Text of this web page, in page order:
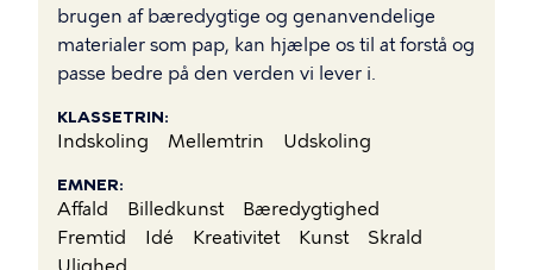
brugen af bæredygtige og genanvendelige
materialer som pap, kan hjælpe os til at forstå og
passe bedre på den verden vi lever i.
KLASSETRIN
Indskoling Mellemtrin Udskoling
EMNER
Affald Billedkunst
Bæredygtighed
Fremtid
Idé Kreativitet Kunst
Skrald